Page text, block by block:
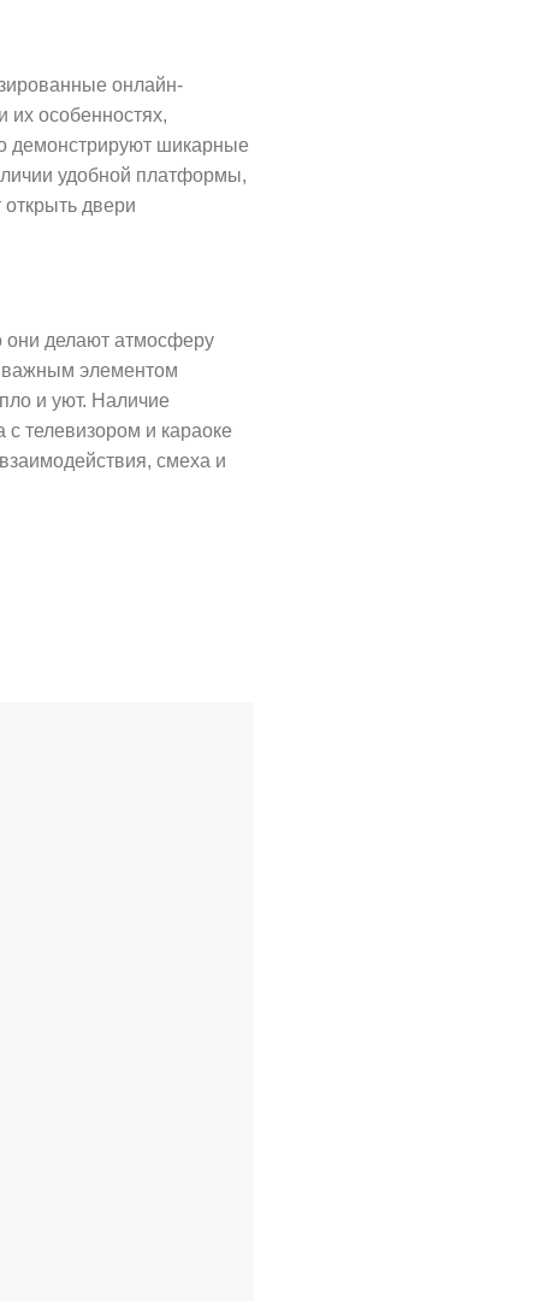
онлайн-
особенностях,
демонстрируют шикарные
удобной платформы,
двери
делают атмосферу
важным элементом
и уют. Наличие
с телевизором и караоке
смеха и